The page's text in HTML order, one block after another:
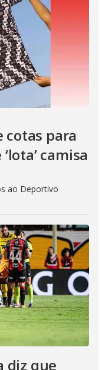
cotas para
camisa
ao Deportivo
diz que